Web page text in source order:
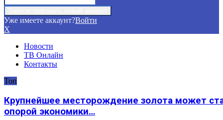
Уже имеете аккаунт?Войти
X
Новости
ТВ Онлайн
Контакты
Топ
Крупнейшее месторождение золота может
опорой экономики…